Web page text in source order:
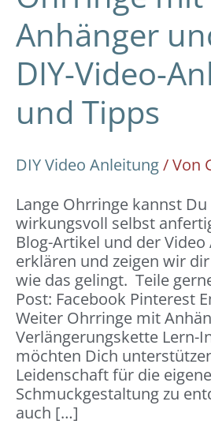
Anhänger
DIY-Video-
und Tipps
DIY Video Anleitung/ Von
Lange Ohrringe kannst
wirkungsvoll selbst
Blog-Artikel und der
erklären und zeigen wir
wie das gelingt. Teile
Post: Facebook Pinterest
Weiter Ohrringe mit
Verlängerungskette Lern-
möchten Dich
Leidenschaft für die eigene
Schmuckgestaltung zu
auch […]